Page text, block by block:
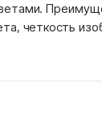
четкость